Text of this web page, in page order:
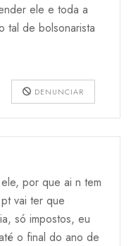
ele e toda a
tal de bolsonarista
DENUNCIAR
por que ai n tem
vai ter que
só impostos, eu
o final do ano de